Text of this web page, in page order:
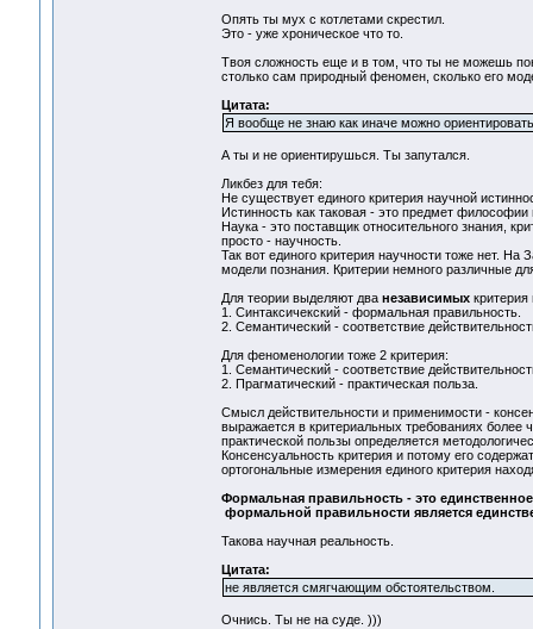
Опять ты мух с котлетами скрестил.
Это - уже хроническое что то.
Твоя сложность еще и в том, что ты не можешь
столько сам природный феномен, сколько его
Цитата:
Я вообще не знаю как иначе можно
А ты и не ориентирушься. Ты запутался.
Ликбез для тебя:
Не существует единого критерия научной
Истинность как таковая - это предмет философии
Наука - это поставщик относительного знания,
просто - научность.
Так вот единого критерия научности тоже нет.
модели познания. Критерии немного различные
Для теории выделяют два независимыхкритерия
1. Синтаксичекский - формальная правильность.
2. Семантический - соответствие
Для феноменологии тоже 2 критерия:
1. Семантический - соответствие
2. Прагматический - практическая польза.
Смысл действительности и применимости -
выражается в критериальных требованиях более
практической пользы определяется
Консенсуальность критерия и потому его
ортогональные измерения единого критерия
Формальная правильность - это
формальной правильности является
Такова научная реальность.
Цитата:
не является смягчающим обстоятельством.
Очнись. Ты не на суде. )))